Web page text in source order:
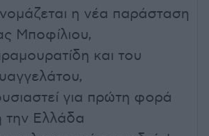
η νέα παράσταση
Μποφίλιου,
και του
για πρώτη φορά
την Ελλάδα